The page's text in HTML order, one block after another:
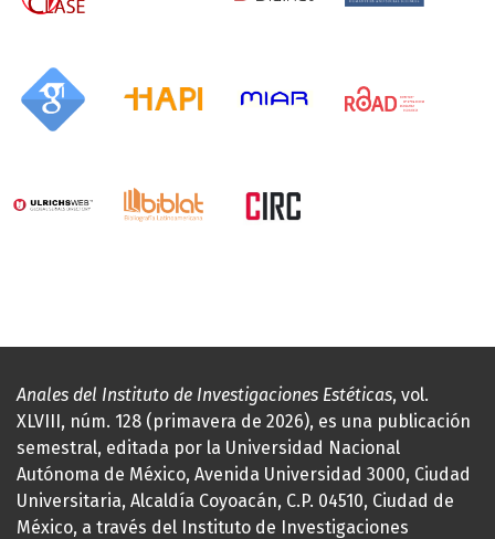
Anales del Instituto de Investigaciones Estéticas, vol.
XLVIII, núm. 128 (primavera de 2026), es una publicación
semestral, editada por la Universidad Nacional
Autónoma de México, Avenida Universidad 3000, Ciudad
Universitaria, Alcaldía Coyoacán, C.P. 04510, Ciudad de
México, a través del Instituto de Investigaciones